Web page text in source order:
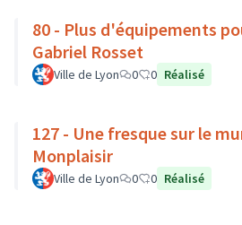
80 - Plus d'équipements
Gabriel Rosset
Ville de Lyon 0 0 Réalisé
127 - Une fresque sur le
Monplaisir
Ville de Lyon 0 0 Réalisé